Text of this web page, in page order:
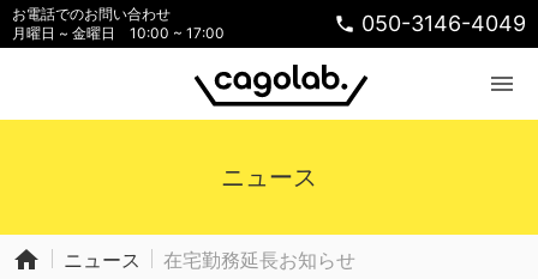
お電話でのお問い合わせ
月曜日 ~ 金曜日 10:00 ~ 17:00
phone 050-3146-4049
menu
ニュース
home ニュース 在宅勤務延長お知らせ